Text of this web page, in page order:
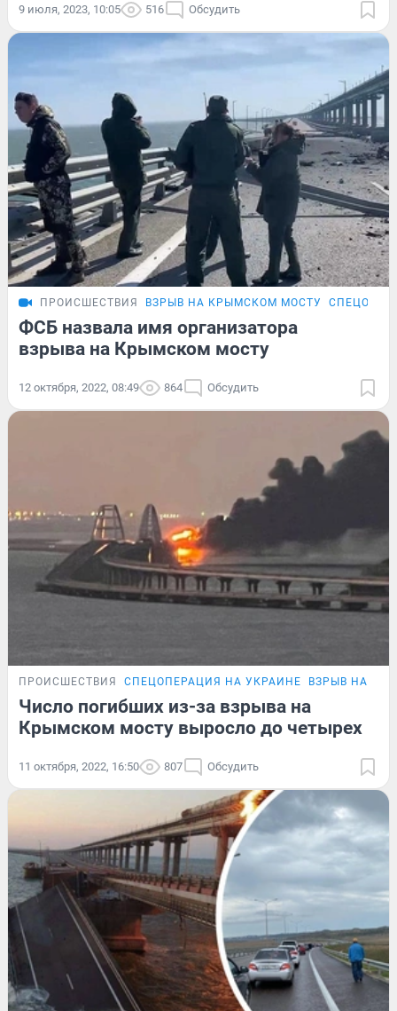
9 июля, 2023, 10:05 516 Обсудить
ПРОИСШЕСТВИЯ ВЗРЫВ НА КРЫМСКОМ МОСТУ
ФСБ назвала имя организатора
взрыва на Крымском мосту
12 октября, 2022, 08:49 864 Обсудить
ПРОИСШЕСТВИЯ СПЕЦОПЕРАЦИЯ НА УКРАИНЕ ВЗРЫВ НА
Число погибших из-за взрыва на
Крымском мосту выросло до четырех
11 октября, 2022, 16:50 807 Обсудить